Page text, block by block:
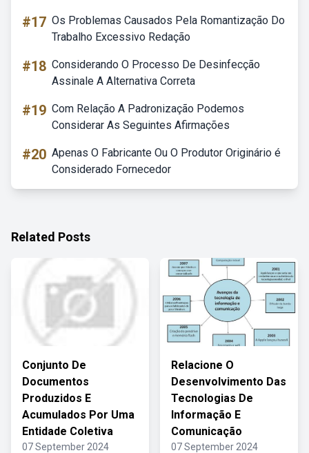
#17 Os Problemas Causados Pela Romantização Do
Trabalho Excessivo Redação
#18 Considerando O Processo De Desinfecção
Assinale A Alternativa Correta
#19 Com Relação A Padronização Podemos
Considerar As Seguintes Afirmações
#20 Apenas O Fabricante Ou O Produtor Originário é
Considerado Fornecedor
Related Posts
Conjunto De
Documentos
Produzidos E
Acumulados Por Uma
Entidade Coletiva
07 September 2024
Relacione O
Desenvolvimento Das
Tecnologias De
Informação E
Comunicação
07 September 2024